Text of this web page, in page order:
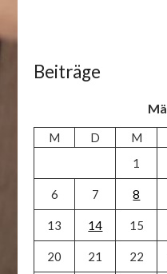
Beiträge
M D M
1
6 7 8
13 14 15
20 21 22